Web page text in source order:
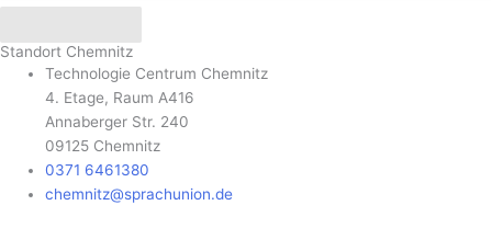
Standort Chemnitz
Technologie Centrum Chemnitz
4. Etage, Raum A416
Annaberger Str. 240
09125 Chemnitz
0371 6461380
chemnitz@sprachunion.de